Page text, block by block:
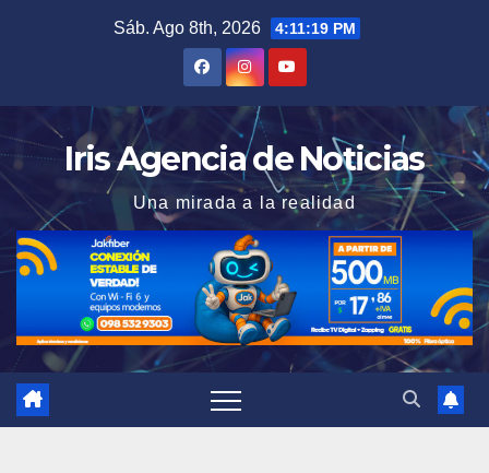
Sáb. Ago 8th, 2026 4:11:20 PM
Iris Agencia de Noticias
Una mirada a la realidad